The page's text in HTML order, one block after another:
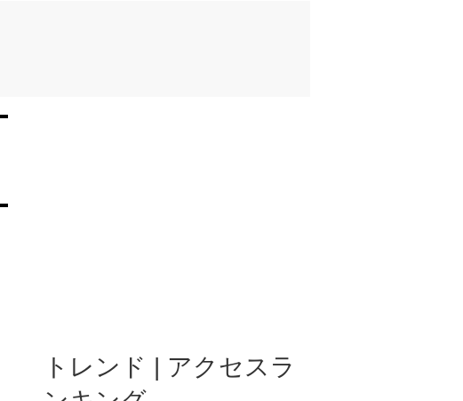
トレンド | アクセスラ